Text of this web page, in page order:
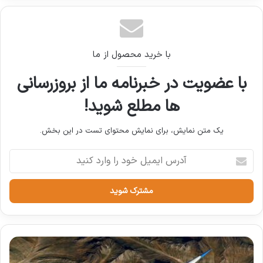
به کانال سوئز خودداری کرده‌اند و یک کشتی حامل
دام زنده که به خاورمیانه عازم شده بود، مسیر خود
نوشته های مشابه
تحلیل جامع پیامدهای کمبود منابع
آبی بر عملکرد پروژه‌های عمرانی در
مناطق خشک و نیمه‌خشک ایران
20 آوریل 2025
صیدی: ایلان ماسک به ارزش ذاتی
بورس تهران واقف است
18 نوامبر 2024
با خرید محصول از ما
با عضویت در خبرنامه ما از بروزرسانی
ها مطلع شوید!
یک متن نمایش، برای نمایش محتوای تست در این بخش.
آدرس
ایمیل
خود
وارد
کنید